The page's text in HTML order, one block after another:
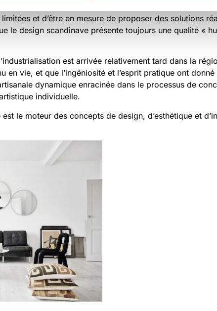
et d’être en mesure de proposer des solutions
le design scandinave présente toujours une qualité «
est arrivée relativement tard dans la
en vie, et que l’ingéniosité et l’esprit pratique ont
dynamique enracinée dans le processus de
individuelle.
le moteur des concepts de design, d’esthétique et